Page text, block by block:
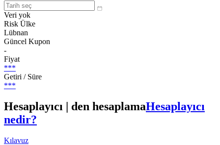
Veri yok
Risk Ülke
Lübnan
Güncel Kupon
-
Fiyat
***
Getiri / Süre
***
Hesaplayıcı | den hesaplamaHesaplayıcı
nedir?
Kılavuz